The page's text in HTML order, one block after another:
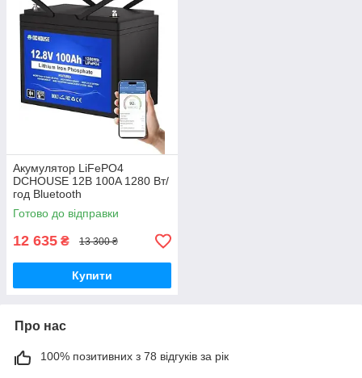
Акумулятор LiFePO4
DCHOUSE 12В 100A 1280 Вт/
год Bluetooth
Готово до відправки
12 635 ₴ 13 300 ₴
Купити
Про нас
100% позитивних з 78 відгуків за рік